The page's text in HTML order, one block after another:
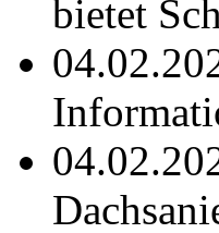
bietet